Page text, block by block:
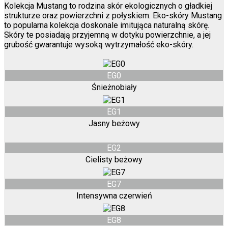
Kolekcja Mustang to rodzina skór ekologicznych o gładkiej
strukturze oraz powierzchni z połyskiem. Eko-skóry Mustang
to popularna kolekcja doskonale imitująca naturalną skórę.
Skóry te posiadają przyjemną w dotyku powierzchnie, a jej
grubość gwarantuje wysoką wytrzymałość eko-skóry.
EG0
Śnieżnobiały
EG1
Jasny beżowy
EG2
Cielisty beżowy
EG7
Intensywna czerwień
EG8